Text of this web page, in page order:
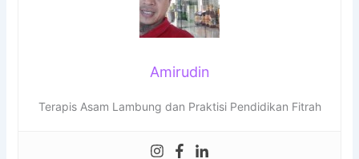
Amirudin
Terapis Asam Lambung dan Praktisi Pendidikan Fitrah